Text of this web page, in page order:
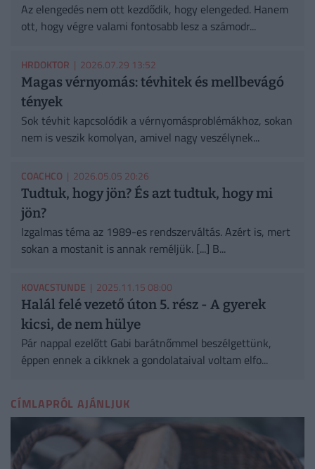
Az elengedés nem ott kezdődik, hogy elengeded. Hanem
ott, hogy végre valami fontosabb lesz a számodr...
HRDOKTOR | 2026.07.29 13:52
Magas vérnyomás: tévhitek és mellbevágó
tények
Sok tévhit kapcsolódik a vérnyomásproblémákhoz, sokan
nem is veszik komolyan, amivel nagy veszélynek...
COACHCO | 2026.05.05 20:26
Tudtuk, hogy jön? És azt tudtuk, hogy mi
jön?
Izgalmas téma az 1989-es rendszerváltás. Azért is, mert
sokan a mostanit is annak reméljük. [...] B...
KOVACSTUNDE | 2025.11.15 08:00
Halál felé vezető úton 5. rész - A gyerek
kicsi, de nem hülye
Pár nappal ezelőtt Gabi barátnőmmel beszélgettünk,
éppen ennek a cikknek a gondolataival voltam elfo...
CÍMLAPRÓL AJÁNLJUK